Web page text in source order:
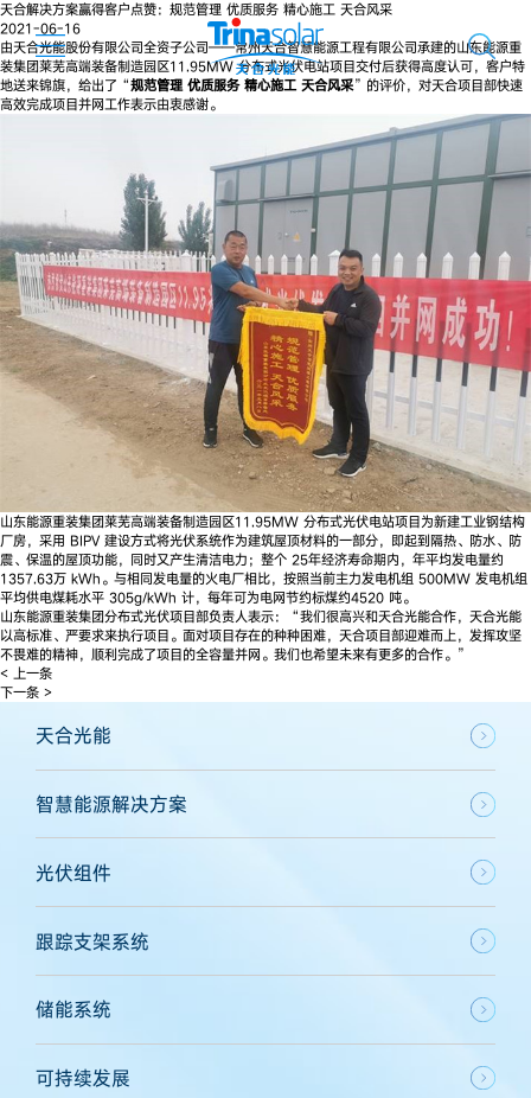
天合解决方案赢得客户点赞：规范管理 优质服务 精心施工 天合风采
2021-06-16
由天合光能股份有限公司全资子公司——常州天合智慧能源工程有限公司承建的山东能源重
装集团莱芜高端装备制造园区11.95MW 分布式光伏电站项目交付后获得高度认可，客户特
地送来锦旗，给出了“规范管理 优质服务 精心施工 天合风采”的评价，对天合项目部快速
高效完成项目并网工作表示由衷感谢。
山东能源重装集团莱芜高端装备制造园区11.95MW 分布式光伏电站项目为新建工业钢结构
厂房，采用 BIPV 建设方式将光伏系统作为建筑屋顶材料的一部分，即起到隔热、防水、防
震、保温的屋顶功能，同时又产生清洁电力；整个 25年经济寿命期内，年平均发电量约
1357.63万 kWh。与相同发电量的火电厂相比，按照当前主力发电机组 500MW 发电机组
平均供电煤耗水平 305g/kWh 计，每年可为电网节约标煤约4520 吨。
山东能源重装集团分布式光伏项目部负责人表示：“我们很高兴和天合光能合作，天合光能
以高标准、严要求来执行项目。面对项目存在的种种困难，天合项目部迎难而上，发挥攻坚
不畏难的精神，顺利完成了项目的全容量并网。我们也希望未来有更多的合作。”
< 上一条
下一条 >
天合光能
智慧能源解决方案
光伏组件
跟踪支架系统
储能系统
可持续发展